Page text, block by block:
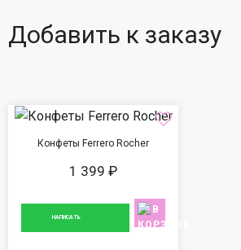
Добавить к заказу
Конфеты Ferrero Rocher
1 399 ₽
НАПИСАТЬ